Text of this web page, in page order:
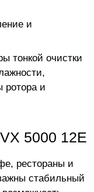
и
тонкой очистки
ротора и
5000 12E
рестораны и
стабильный